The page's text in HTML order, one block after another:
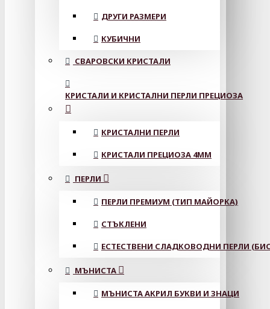
ДРУГИ РАЗМЕРИ
КУБИЧНИ
СВАРОВСКИ КРИСТАЛИ
КРИСТАЛИ И КРИСТАЛНИ ПЕРЛИ ПРЕЦИОЗА
КРИСТАЛНИ ПЕРЛИ
КРИСТАЛИ ПРЕЦИОЗА 4ММ
ПЕРЛИ
ПЕРЛИ ПРЕМИУМ (ТИП МАЙОРКА)
СТЪКЛЕНИ
ЕСТЕСТВЕНИ СЛАДКОВОДНИ ПЕРЛИ
МЪНИСТА
МЪНИСТА АКРИЛ БУКВИ И ЗНАЦИ